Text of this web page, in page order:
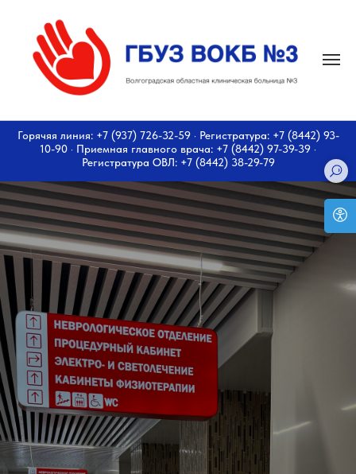
Горячяя линия: +7 (937) 726-32-59 · Регистратура: +7 (8442) 93-
10-90 · Приемная главного врача: +7 (8442) 97-39-39 ·
Регистратура ОВЛ: +7 (8442) 38-29-79